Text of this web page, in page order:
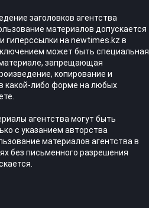
заголовков агентства
материалов допускается
гиперссылки на newtimes.kz в
может быть специальная
запрещающая
копирование и
какой-либо форме на любых
агентства могут быть
с указанием авторства
материалов агентства в
без письменного разрешения